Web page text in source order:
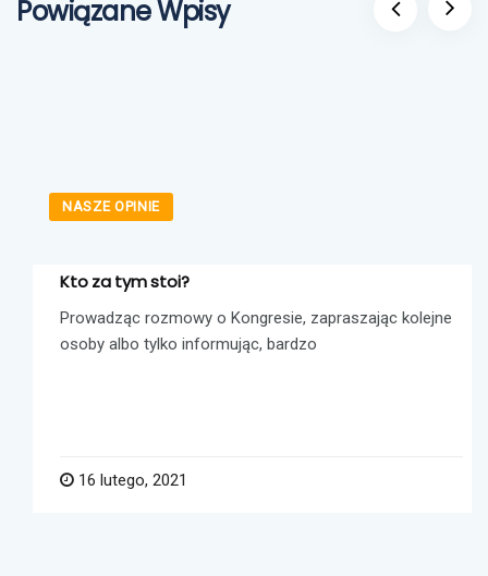
Powiązane Wpisy
NASZE OPINIE
Kto za tym stoi?
Prowadząc rozmowy o Kongresie, zapraszając kolejne
osoby albo tylko informując, bardzo
16 lutego, 2021